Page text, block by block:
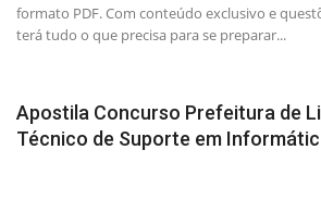
formato PDF. Com conteúdo exclusivo e
terá tudo o que precisa para se preparar...
Apostila Concurso Prefeitura de
Técnico de Suporte em